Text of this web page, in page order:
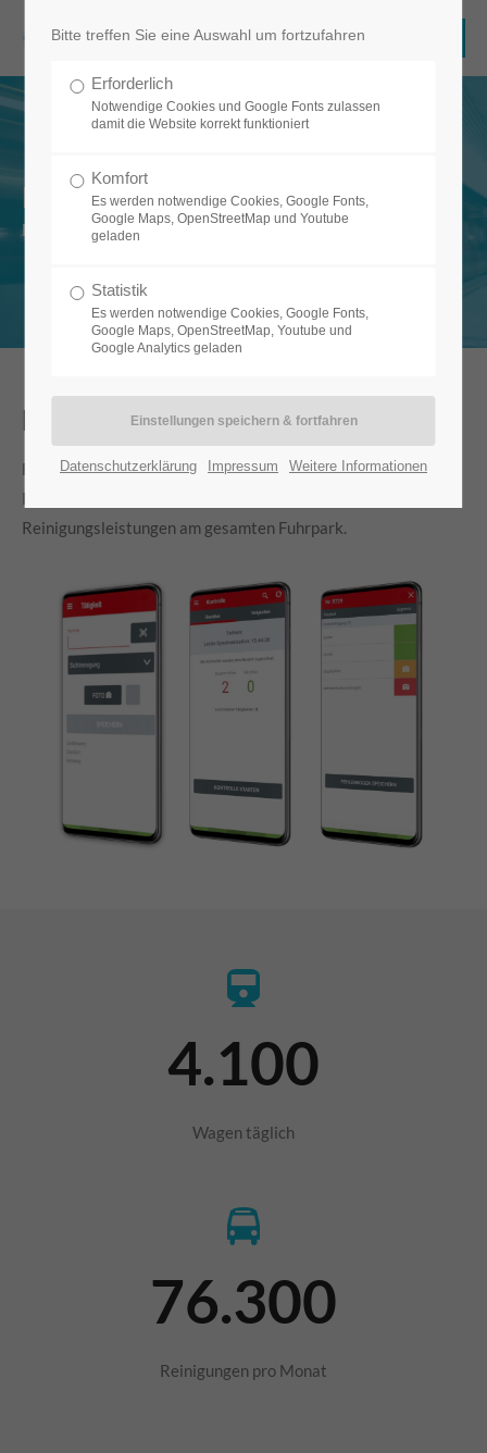
Fresh.Fleet
Die App, die sicher sauber macht.
Die App, die sicher sauber macht.
Fresh.Fleet ist die Software-Lösung für Planung, Erfassung,
Kontrolle, Verrechnung und Analyse aller
Reinigungsleistungen am gesamten Fuhrpark.
4.100
Wagen täglich
76.300
Reinigungen pro Monat
Bitte treffen Sie eine Auswahl um fortzufahren
Erforderlich
Notwendige Cookies und Google Fonts zulassen
damit die Website korrekt funktioniert
Komfort
Es werden notwendige Cookies, Google Fonts,
Google Maps, OpenStreetMap und Youtube
geladen
Statistik
Es werden notwendige Cookies, Google Fonts,
Google Maps, OpenStreetMap, Youtube und
Google Analytics geladen
Datenschutzerklärung Impressum Weitere Informationen